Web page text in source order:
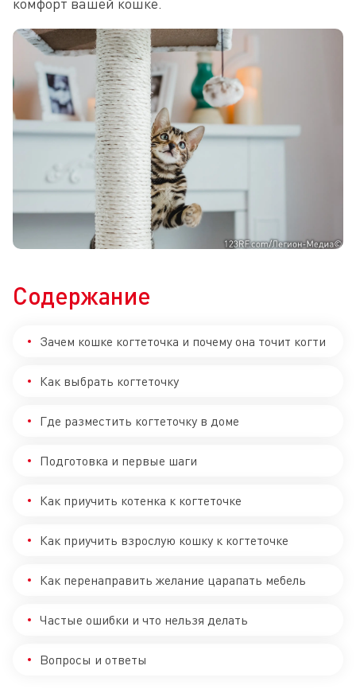
Содержание
Зачем кошке когтеточка и почему она точит когти
Как выбрать когтеточку
Где разместить когтеточку в доме
Подготовка и первые шаги
Как приучить котенка к когтеточке
Как приучить взрослую кошку к когтеточке
Как перенаправить желание царапать мебель
Частые ошибки и что нельзя делать
Вопросы и ответы